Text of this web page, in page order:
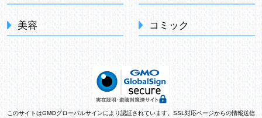
美容 コミック
このサイトはGMOグローバルサインにより認証されています。SSL対応ページからの情報送信